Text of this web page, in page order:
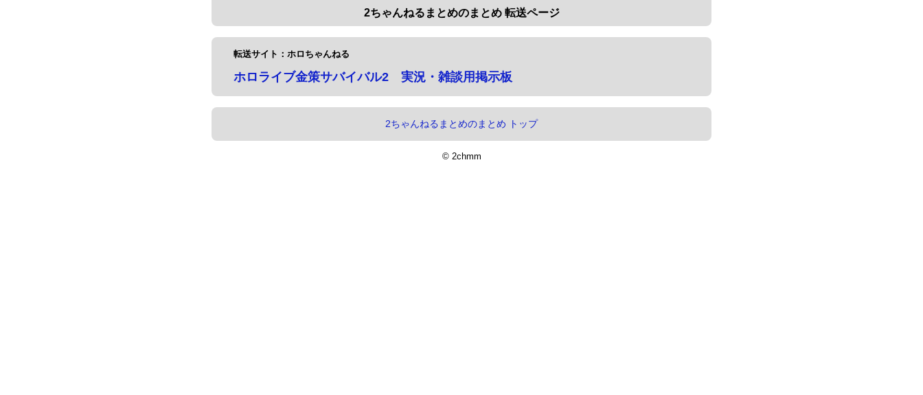
2ちゃんねるまとめのまとめ 転送ページ
転送サイト：ホロちゃんねる
ホロライブ金策サバイバル2 実況・雑談用掲示板
2ちゃんねるまとめのまとめ トップ
© 2chmm